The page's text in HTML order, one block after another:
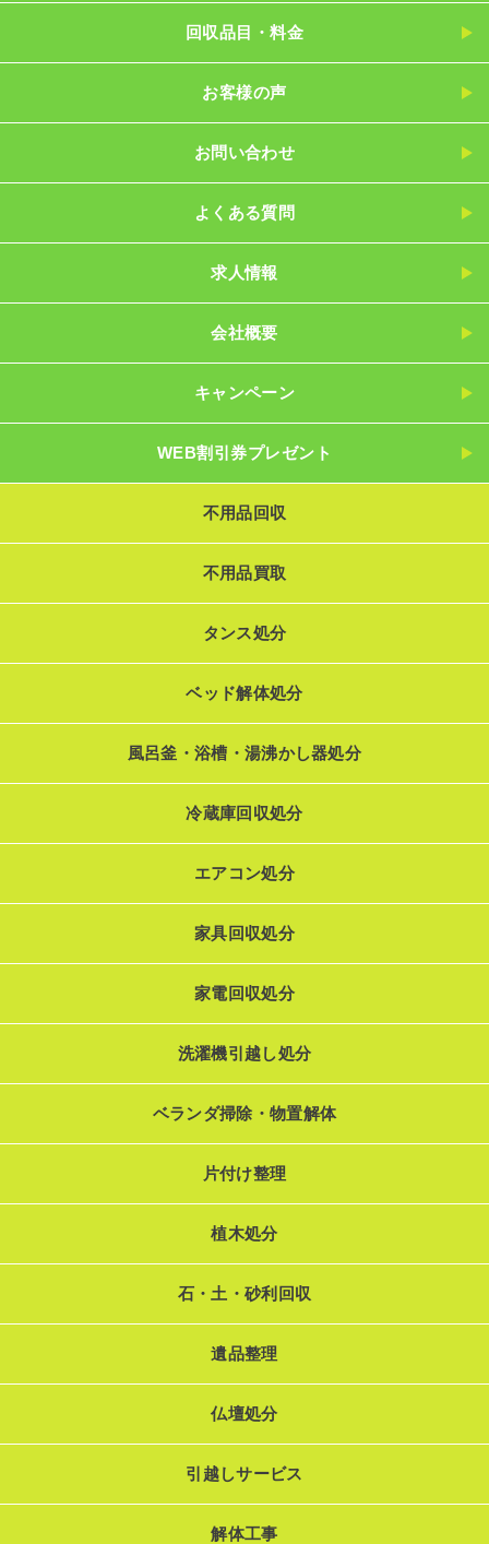
回収品目・料金
お客様の声
お問い合わせ
よくある質問
求人情報
会社概要
キャンペーン
WEB割引券プレゼント
不用品回収
不用品買取
タンス処分
ベッド解体処分
風呂釜・浴槽・湯沸かし器処分
冷蔵庫回収処分
エアコン処分
家具回収処分
家電回収処分
洗濯機引越し処分
ベランダ掃除・物置解体
片付け整理
植木処分
石・土・砂利回収
遺品整理
仏壇処分
引越しサービス
解体工事